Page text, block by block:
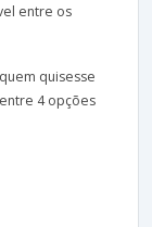
entre os
quem quisesse
4 opções